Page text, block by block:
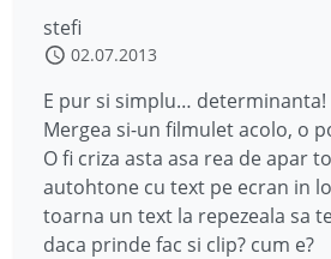
stefi
02.07.2013
E pur si simplu… determinanta!
Mergea si-un filmulet acolo, o
O fi criza asta asa rea de apar
autohtone cu text pe ecran in
toarna un text la repezeala sa
daca prinde fac si clip? cum e?